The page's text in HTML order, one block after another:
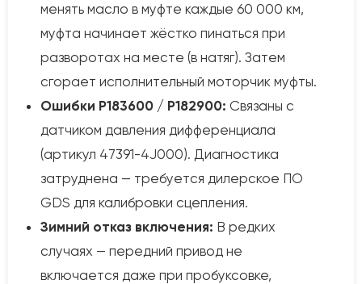
менять масло в муфте каждые 60 000 км,
муфта начинает жёстко пинаться при
разворотах на месте (в натяг). Затем
сгорает исполнительный моторчик муфты.
Ошибки P183600 / P182900: Связаны с
датчиком давления дифференциала
(артикул 47391-4J000). Диагностика
затруднена — требуется дилерское ПО
GDS для калибровки сцепления.
Зимний отказ включения: В редких
случаях — передний привод не
включается даже при пробуксовке,